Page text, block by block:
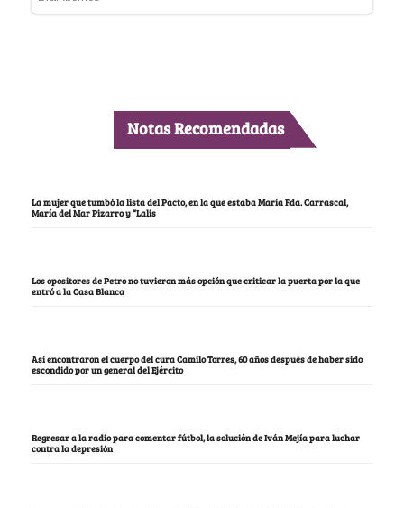
Notas Recomendadas
La mujer que tumbó la lista del Pacto, en la que estaba María Fda. Carrascal,
María del Mar Pizarro y “Lalis
Los opositores de Petro no tuvieron más opción que criticar la puerta por la que
entró a la Casa Blanca
Así encontraron el cuerpo del cura Camilo Torres, 60 años después de haber sido
escondido por un general del Ejército
Regresar a la radio para comentar fútbol, la solución de Iván Mejía para luchar
contra la depresión